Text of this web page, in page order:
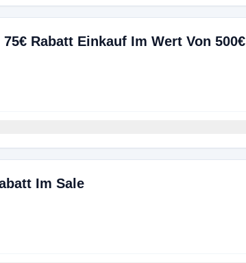
Rabatt Einkauf Im Wert Von 500€
Im Sale